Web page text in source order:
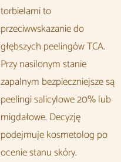
torbielami to
przeciwwskazanie do
głębszych peelingów TCA.
Przy nasilonym stanie
zapalnym bezpieczniejsze są
peelingi salicylowe 20% lub
migdałowe. Decyzję
podejmuje kosmetolog po
ocenie stanu skóry.